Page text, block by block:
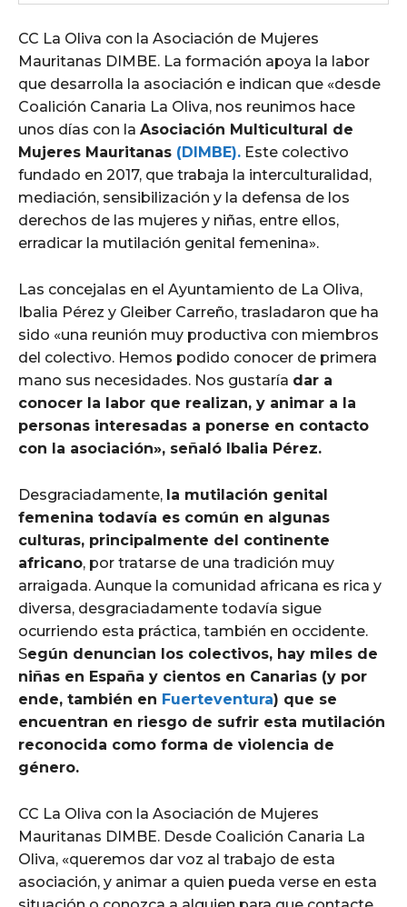
CC La Oliva con la Asociación de Mujeres
Mauritanas DIMBE. La formación apoya la labor
que desarrolla la asociación e indican que «desde
Coalición Canaria La Oliva, nos reunimos hace
unos días con la Asociación Multicultural de
Mujeres Mauritanas (DIMBE). Este colectivo
fundado en 2017, que trabaja la interculturalidad,
mediación, sensibilización y la defensa de los
derechos de las mujeres y niñas, entre ellos,
erradicar la mutilación genital femenina».
Las concejalas en el Ayuntamiento de La Oliva,
Ibalia Pérez y Gleiber Carreño, trasladaron que ha
sido «una reunión muy productiva con miembros
del colectivo. Hemos podido conocer de primera
mano sus necesidades. Nos gustaría dar a
conocer la labor que realizan, y animar a la
personas interesadas a ponerse en contacto
con la asociación», señaló Ibalia Pérez.
Desgraciadamente, la mutilación genital
femenina todavía es común en algunas
culturas, principalmente del continente
africano, por tratarse de una tradición muy
arraigada. Aunque la comunidad africana es rica y
diversa, desgraciadamente todavía sigue
ocurriendo esta práctica, también en occidente.
Según denuncian los colectivos, hay miles de
niñas en España y cientos en Canarias (y por
ende, también en Fuerteventura) que se
encuentran en riesgo de sufrir esta mutilación
reconocida como forma de violencia de
género.
CC La Oliva con la Asociación de Mujeres
Mauritanas DIMBE. Desde Coalición Canaria La
Oliva, «queremos dar voz al trabajo de esta
asociación, y animar a quien pueda verse en esta